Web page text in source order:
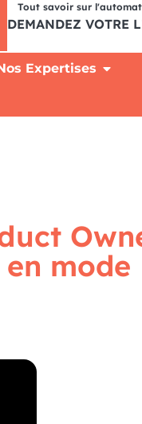
Tout savoir sur
DEMANDEZ VOTRE
Expertises
mode